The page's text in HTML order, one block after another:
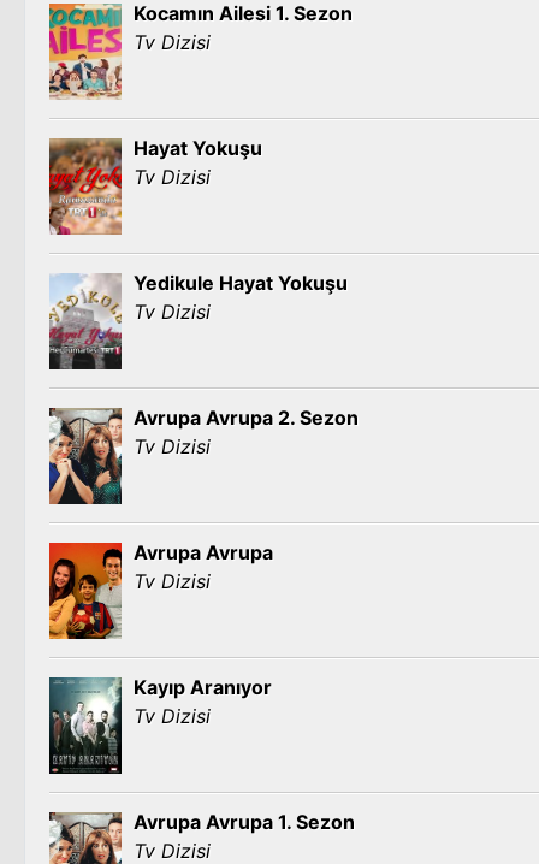
Kocamın Ailesi 1. Sezon
Tv Dizisi
Hayat Yokuşu
Tv Dizisi
Yedikule Hayat Yokuşu
Tv Dizisi
Avrupa Avrupa 2. Sezon
Tv Dizisi
Avrupa Avrupa
Tv Dizisi
Kayıp Aranıyor
Tv Dizisi
Avrupa Avrupa 1. Sezon
Tv Dizisi